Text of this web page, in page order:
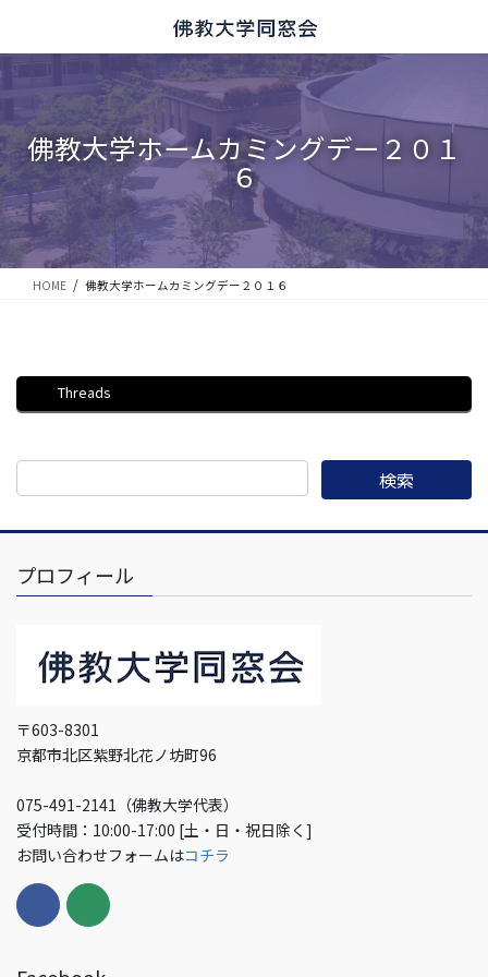
テ
ツ
に
移
動
ゲ
シ
ョ
ン
に
移
動
佛教大学ホームカミングデー２０１
６
HOME 佛教大学ホームカミングデー２０１６
Threads
プロフィール
〒603-8301
京都市北区紫野北花ノ坊町96
075-491-2141（佛教大学代表）
受付時間：10:00-17:00 [土・日・祝日除く]
お問い合わせフォームはコチラ